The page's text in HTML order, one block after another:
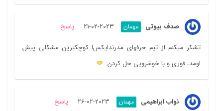
صدف بیوتی مهمان 2023-02-21 پاسخ
تشکر میکنم از تیم حرفهای مدرندایکس! کوچکترین مشکلی پیش
اومد، فوری و با خوشرویی حل کردن.
نواب ابراهیمی مهمان 2023-02-26 پاسخ